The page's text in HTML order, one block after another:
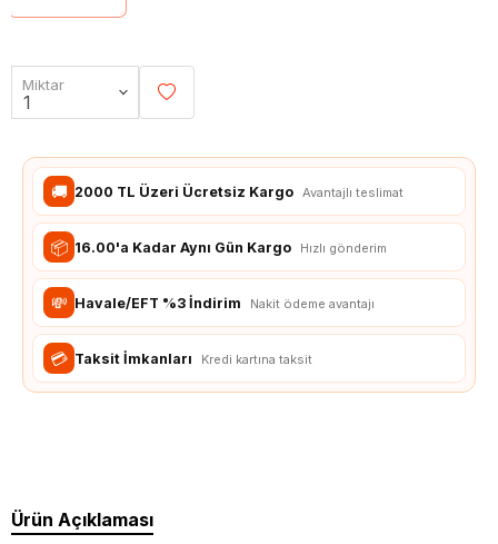
Miktar
🚚 2000 TL Üzeri Ücretsiz Kargo Avantajlı teslimat
📦 16.00'a Kadar Aynı Gün Kargo Hızlı gönderim
💸 Havale/EFT %3 İndirim Nakit ödeme avantajı
💳 Taksit İmkanları Kredi kartına taksit
Ürün Açıklaması